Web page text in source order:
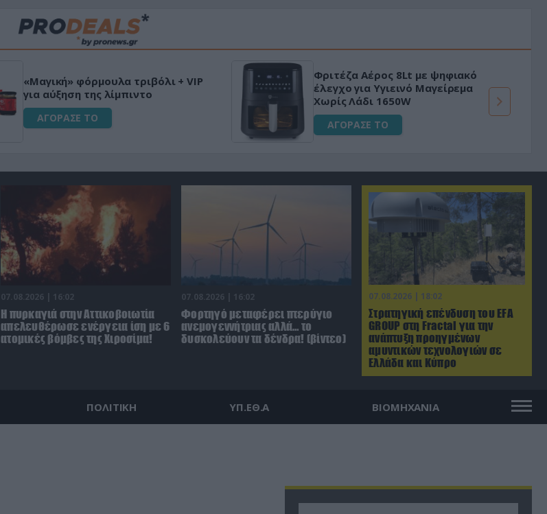
«Μαγική» φόρμουλα τριβόλι + VIP
για αύξηση της λίμπιντο
ΑΓΟΡΑΣΕ ΤΟ
Φριτέζα Αέρος 8Lt με ψηφιακό
έλεγχο για Υγιεινό Μαγείρεμα
Χωρίς Λάδι 1650W
ΑΓΟΡΑΣΕ ΤΟ
07.08.2026 | 18:02
Στρατηγική επένδυση του EFA
GROUP στη Fractal για την
ανάπτυξη προηγμένων
αμυντικών τεχνολογιών σε
Ελλάδα και Κύπρο
07.08.2026 | 16:02
Η πυρκαγιά στην Αττικοβοιωτία
απελευθέρωσε ενέργεια ίση με 6
ατομικές βόμβες της Χιροσίμα!
07.08.2026 | 16:02
Φορτηγό μεταφέρει πτερύγιο
ανεμογεννήτριας αλλά… το
δυσκολεύουν τα δένδρα! (βίντεο)
ΠΟΛΙΤΙΚΗ ΥΠ.ΕΘ.Α ΒΙΟΜΗΧΑΝΙΑ